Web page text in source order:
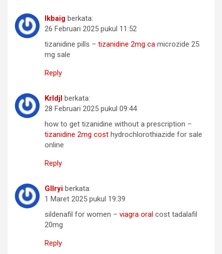
Ikbaig berkata:
26 Februari 2025 pukul 11:52
tizanidine pills – tizanidine 2mg ca microzide 25
mg sale
Reply
Krldjl berkata:
28 Februari 2025 pukul 09:44
how to get tizanidine without a prescription –
tizanidine 2mg cost hydrochlorothiazide for sale
online
Reply
Gllryi berkata:
1 Maret 2025 pukul 19:39
sildenafil for women – viagra oral cost tadalafil
20mg
Reply